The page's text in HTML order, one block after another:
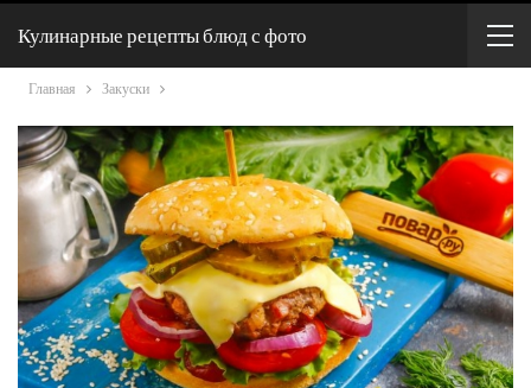
Кулинарные рецепты блюд с фото
Главная Закуски